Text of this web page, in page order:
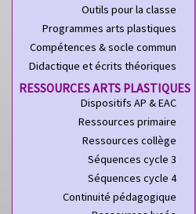
Outils pour la classe
Programmes arts plastiques
Compétences & socle commun
Didactique et écrits théoriques
RESSOURCES ARTS PLASTIQUES
Dispositifs AP & EAC
Ressources primaire
Ressources collège
Séquences cycle 3
Séquences cycle 4
Continuité pédagogique